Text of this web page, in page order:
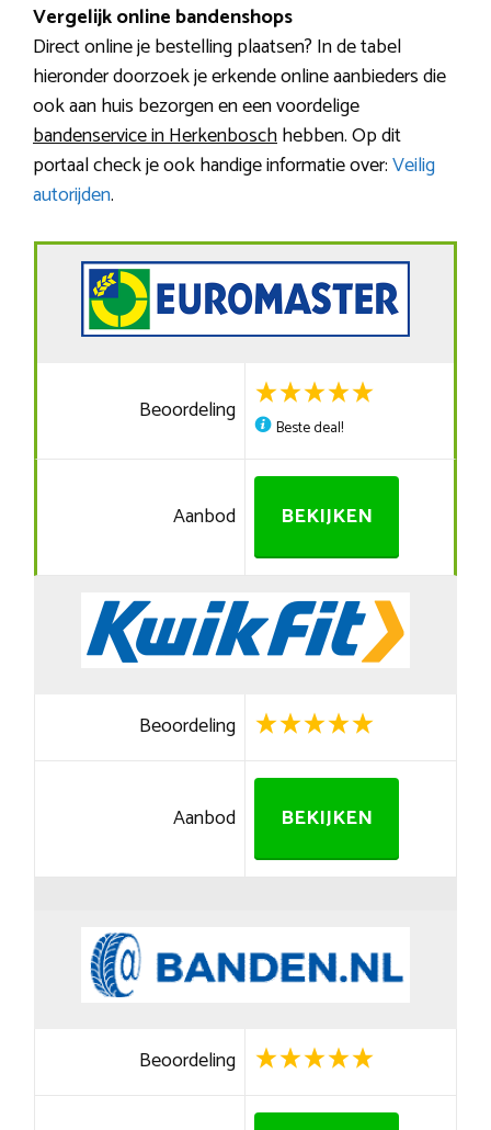
Vergelijk online bandenshops
Direct online je bestelling plaatsen? In de tabel
hieronder doorzoek je erkende online aanbieders die
ook aan huis bezorgen en een voordelige
bandenservice in Herkenboschhebben. Op dit
portaal check je ook handige informatie over:Veilig
autorijden.
Beoordeling
Beste deal!
Aanbod BEKIJKEN
Beoordeling
Aanbod BEKIJKEN
Beoordeling